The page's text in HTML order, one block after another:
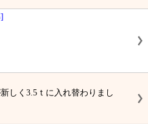
しく3.5ｔに入れ替わりまし